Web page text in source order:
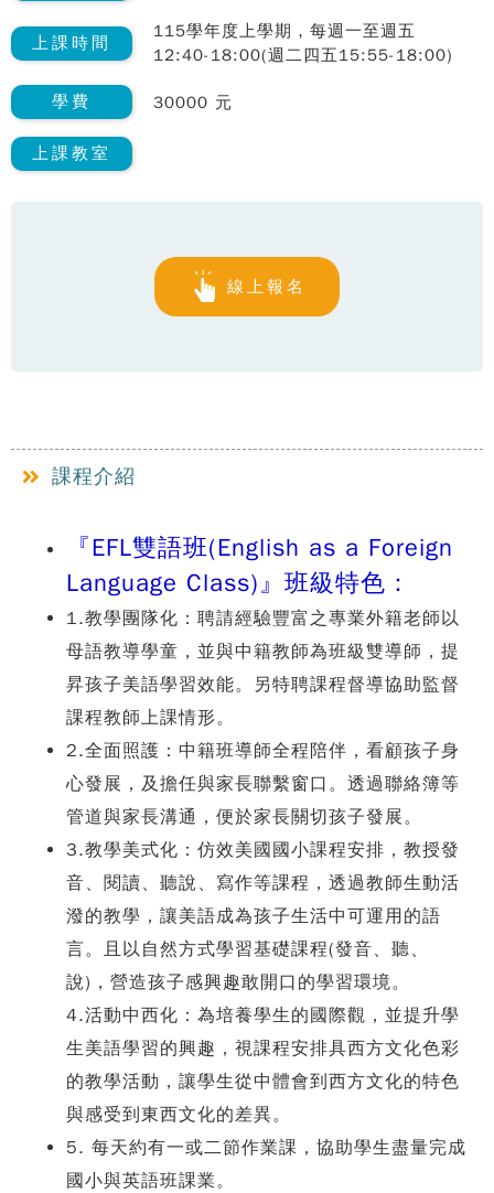
上課時間
115學年度上學期，每週一至週五
12:40-18:00(週二四五15:55-18:00)
學費 30000 元
上課教室
線上報名
課程介紹
『EFL雙語班(English as a Foreign
Language Class)』班級特色：
1.教學團隊化：聘請經驗豐富之專業外籍老師以
母語教導學童，並與中籍教師為班級雙導師，提
昇孩子美語學習效能。另特聘課程督導協助監督
課程教師上課情形。
2.全面照護：中籍班導師全程陪伴，看顧孩子身
心發展，及擔任與家長聯繫窗口。透過聯絡簿等
管道與家長溝通，便於家長關切孩子發展。
3.教學美式化：仿效美國國小課程安排，教授發
音、閱讀、聽說、寫作等課程，透過教師生動活
潑的教學，讓美語成為孩子生活中可運用的語
言。且以自然方式學習基礎課程(發音、聽、
說)，營造孩子感興趣敢開口的學習環境。
4.活動中西化：為培養學生的國際觀，並提升學
生美語學習的興趣，視課程安排具西方文化色彩
的教學活動，讓學生從中體會到西方文化的特色
與感受到東西文化的差異。
5. 每天約有一或二節作業課，協助學生盡量完成
國小與英語班課業。